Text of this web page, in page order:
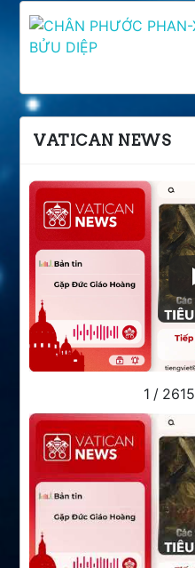
VATICAN NEWS
1 / 2615